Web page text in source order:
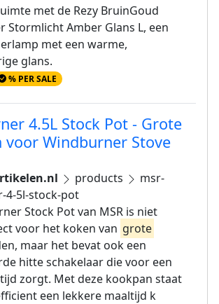
met de Rezy BruinGoud
Stormlicht Amber Glans L, een
met een warme,
glans.
% PER SALE
4.5L Stock Pot - Grote
voor Windburner Stove
products
msr-
4-5l-stock-pot
Stock Pot van MSR is niet
voor het koken van grote
maar het bevat ook een
hitte schakelaar die voor een
zorgt. Met deze kookpan staat
een lekkere maaltijd k